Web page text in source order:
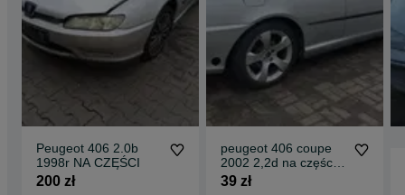
Peugeot 406 2.0b
1998r NA CZĘŚCI
200 zł
peugeot 406 coupe
2002 2,2d na części
drzwi szyba lusterko
39 zł